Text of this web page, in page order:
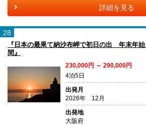
詳細を見る
28
『日本の最果て納沙布岬で初日の出 年末年
間』
230,000円 ～ 290,000円
4泊5日
出発月
2026年 12月
出発地
大阪府